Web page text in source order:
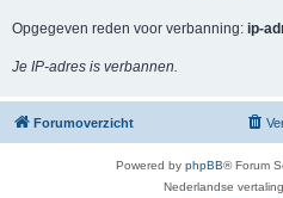
Opgegeven reden voor verbanning: ip-
Je IP-adres is verbannen.
Forumoverzicht
Powered by phpBB® Forum
Nederlandse